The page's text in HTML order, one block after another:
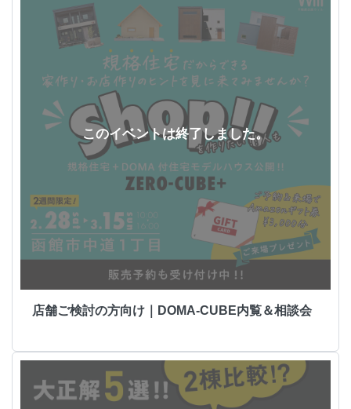
このイベントは終了しました。
店舗ご検討の方向け｜DOMA-CUBE内覧＆相談会